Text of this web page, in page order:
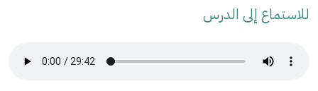
للاستماع إلى الدرس
Audio Stream